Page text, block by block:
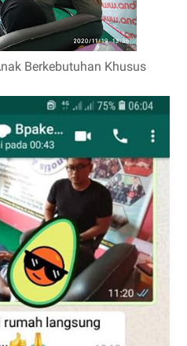
Berkebutuhan Khusus